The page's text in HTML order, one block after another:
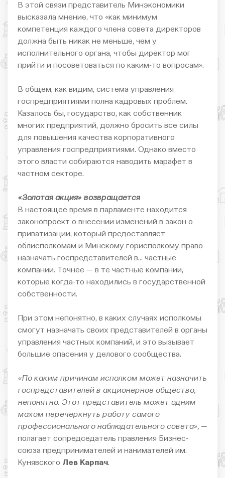
В этой связи представитель Минэкономики
высказала мнение, что «как минимум
компетенция каждого члена совета директоров
должна быть никак не меньше, чем у
исполнительного органа, чтобы директор мог
прийти и посоветоваться по каким-то вопросам».
В общем, как видим, система управления
госпредприятиями полна кадровых проблем.
Казалось бы, государство, как собственник
многих предприятий, должно бросить все силы
для повышения качества корпоративного
управления госпредприятиями. Однако вместо
этого власти собираются наводить марафет в
частном секторе.
«Золотая акция» возвращается
В настоящее время в парламенте находится
законопроект о внесении изменений в закон о
приватизации, который предоставляет
облисполкомам и Минскому горисполкому право
назначать госпредставителей в… частные
компании. Точнее — в те частные компании,
которые когда-то находились в государственной
собственности.
При этом непонятно, в каких случаях исполкомы
смогут назначать своих представителей в органы
управления частных компаний, и это вызывает
большие опасения у делового сообщества.
«По каким причинам исполком может назначить
госпредставителей в акционерное общество,
непонятно. Этот представитель может одним
махом перечеркнуть работу самого
профессионального наблюдательного совета», —
полагает сопредседатель правления Бизнес-
союза предпринимателей и нанимателей им.
Кунявского Лев Карпач.